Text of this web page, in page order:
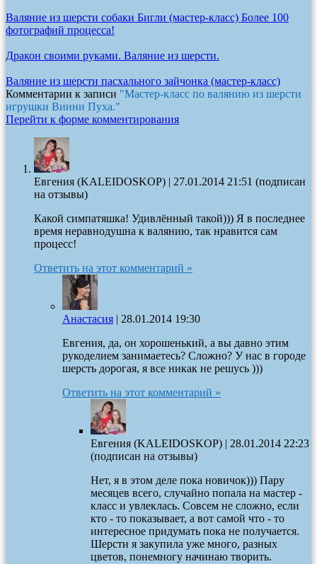
Валяние из шерсти собаки Бигли (мастер-класс) Более 100
фотографий процесса!
Дракон своими руками. Валяние из шерсти.
Валяние из шерсти пасхального зайчонка (мастер-класс)
Комментарии к записи "Мастер-класс по валянию из шерсти
игрушки Винни Пуха."
Перейти к форме комментирования
Евгения (KALEIDOSKOP) | 27.01.2014 21:51 (подписан
на отзывы)
Какой симпатяшка! Удивлённый такой))) Я в последнее
время неравнодушна к валянию, так нравится сам
процесс!
Ответить на этот комментарий »
Анастасия | 28.01.2014 19:30
Евгения, да, он хорошенький, а вы давно этим
рукоделием занимаетесь? Сложно? У нас в городе
шерсть дорогая, я все никак не решусь )))
Ответить на этот комментарий »
Евгения (KALEIDOSKOP) | 28.01.2014 22:23
(подписан на отзывы)
Нет, я в этом деле пока новичок))) Пару
месяцев всего, случайно попала на мастер -
класс и увлеклась. Совсем не сложно, если
кто - то показывает, а вот самой что - то
интересное придумать пока не получается.
Шерсти я закупила уже много, разных
цветов, понемногу начинаю творить.